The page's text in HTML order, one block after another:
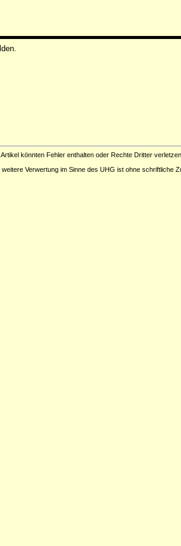
könnten Fehler enthalten oder Rechte Dritter
Verwertung im Sinne des UHG ist ohne schriftliche